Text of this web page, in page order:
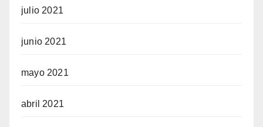
julio 2021
junio 2021
mayo 2021
abril 2021